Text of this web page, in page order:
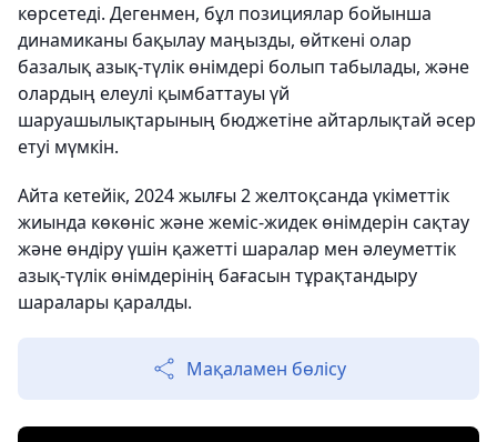
көрсетеді. Дегенмен, бұл позициялар бойынша
динамиканы бақылау маңызды, өйткені олар
базалық азық-түлік өнімдері болып табылады, және
олардың елеулі қымбаттауы үй
шаруашылықтарының бюджетіне айтарлықтай әсер
етуі мүмкін.
Айта кетейік, 2024 жылғы 2 желтоқсанда үкіметтік
жиында көкөніс және жеміс-жидек өнімдерін сақтау
және өндіру үшін қажетті шаралар мен әлеуметтік
азық-түлік өнімдерінің бағасын тұрақтандыру
шаралары қаралды.
Мақаламен бөлісу